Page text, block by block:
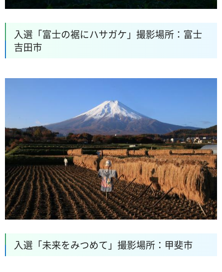
入選「富士の裾にハサガケ」撮影場所：富士
吉田市
入選「未来をみつめて」撮影場所：甲斐市